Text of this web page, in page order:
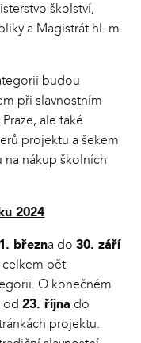
školství,
a Magistrát hl. m.
budou
při slavnostním
ale také
projektu a šekem
na nákup školních
2024
1. března do30. září
pět
O konečném
od23. října do
projektu.